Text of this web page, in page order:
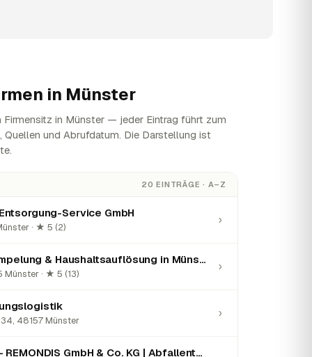
in Münster
Firmensitz in Münster — jeder Eintrag führt zum
Quellen und Abrufdatum. Die Darstellung ist
20 EINTRÄGE · A–Z
Service GmbH
· ★ 5 (2)
›
Alles Leer | Entrümpelung & Haushalts­auflösung in Münster
Münster · ★ 5 (13)
›
48157 Münster
›
Containerdienst – REMONDIS GmbH & Co. KG | Abfallentsorgung Münster